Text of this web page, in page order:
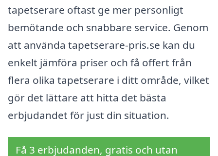
tapetserare oftast ge mer personligt
bemötande och snabbare service. Genom
att använda tapetserare-pris.se kan du
enkelt jämföra priser och få offert från
flera olika tapetserare i ditt område, vilket
gör det lättare att hitta det bästa
erbjudandet för just din situation.
Få 3 erbjudanden, gratis och utan